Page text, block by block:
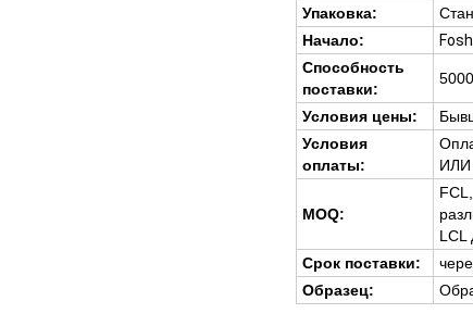
Упаковка:
Начало:
Способность
поставки:
Условия цены:
Условия
оплаты:
ИЛИ
MOQ:
LCL
Срок поставки:
Образец: